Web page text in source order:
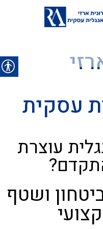
עסקית
עוצרת
ושטף